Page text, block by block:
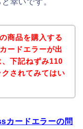
商品を購入する
ードエラーが出
下記ねずみ110
されてみてはい
ードエラーの問